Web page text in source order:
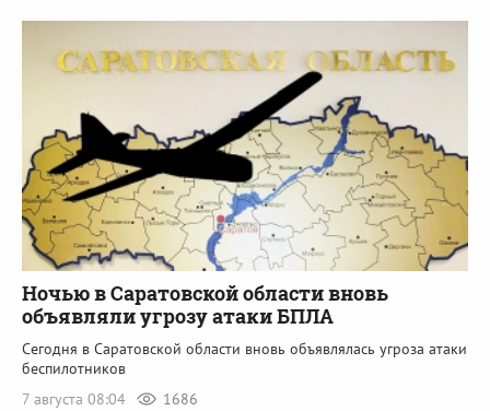
Ночью в Саратовской области вновь
объявляли угрозу атаки БПЛА
Сегодня в Саратовской области вновь объявлялась угроза атаки
беспилотников
7 августа 08:04
1686